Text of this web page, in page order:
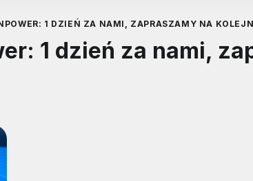
1 DZIEŃ ZA NAMI, ZAPRASZAMY NA
1 dzień za nami,